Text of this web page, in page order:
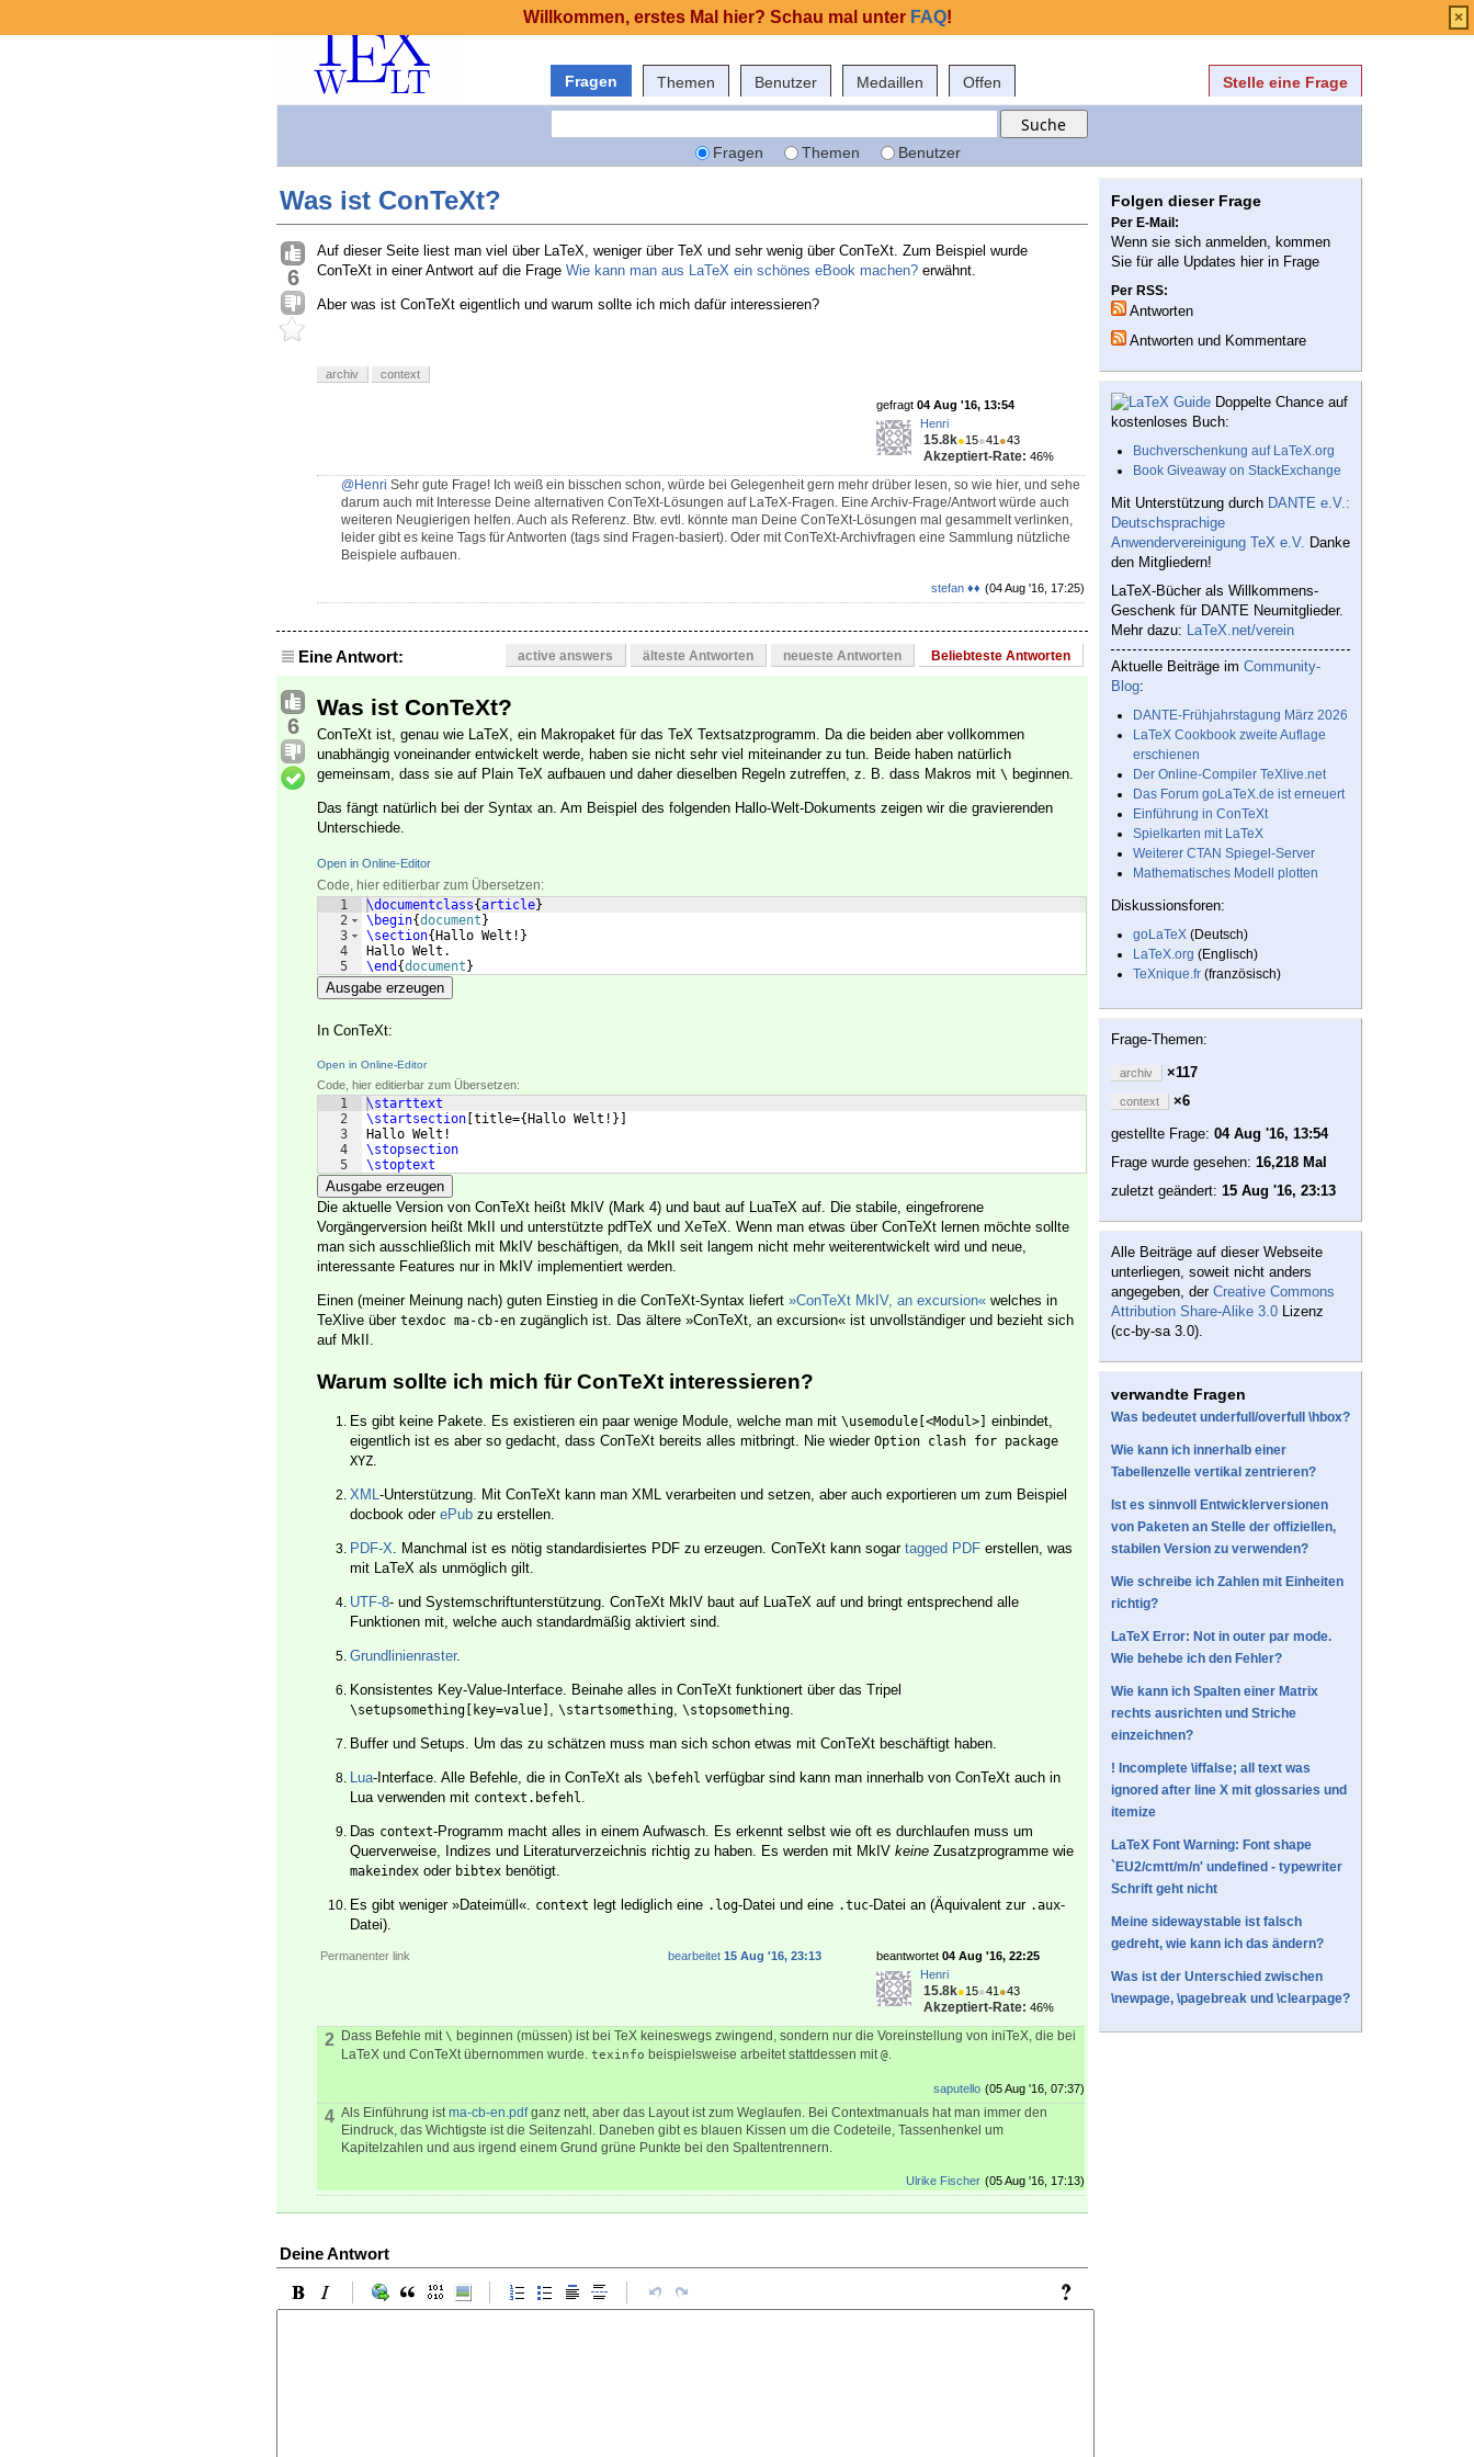
Fragen Themen Benutzer Medaillen Offen Stelle eine Frage
Fragen Themen Benutzer
Was ist ConTeXt?
6
Auf dieser Seite liest man viel über LaTeX, weniger über TeX und sehr wenig über ConTeXt. Zum Beispiel wurde
ConTeXt in einer Antwort auf die Frage Wie kann man aus LaTeX ein schönes eBook machen? erwähnt.
Aber was ist ConTeXt eigentlich und warum sollte ich mich dafür interessieren?
archiv context
gefragt 04 Aug '16, 13:54
Henri
15.8k●15●41 ●43
Akzeptiert-Rate: 46%
@Henri Sehr gute Frage! Ich weiß ein bisschen schon, würde bei Gelegenheit gern mehr drüber lesen, so wie hier, und sehe
darum auch mit Interesse Deine alternativen ConTeXt-Lösungen auf LaTeX-Fragen. Eine Archiv-Frage/Antwort würde auch
weiteren Neugierigen helfen. Auch als Referenz. Btw. evtl. könnte man Deine ConTeXt-Lösungen mal gesammelt verlinken,
leider gibt es keine Tags für Antworten (tags sind Fragen-basiert). Oder mit ConTeXt-Archivfragen eine Sammlung nützliche
Beispiele aufbauen.
(04 Aug '16, 17:25)
stefan ♦♦
Eine Antwort: active answers älteste Antworten neueste Antworten Beliebteste Antworten
6
Was ist ConTeXt?
ConTeXt ist, genau wie LaTeX, ein Makropaket für das TeX Textsatzprogramm. Da die beiden aber vollkommen
unabhängig voneinander entwickelt werde, haben sie nicht sehr viel miteinander zu tun. Beide haben natürlich
gemeinsam, dass sie auf Plain TeX aufbauen und daher dieselben Regeln zutreffen, z. B. dass Makros mit \ beginnen.
Das fängt natürlich bei der Syntax an. Am Beispiel des folgenden Hallo-Welt-Dokuments zeigen wir die gravierenden
Unterschiede.
Open in Online-Editor
Code, hier editierbar zum Übersetzen:
1
2
3
4
5
\documentclass{article}
\begin{document }
\section{ Hallo Welt! }
Hallo Welt.
\end {document }
Ausgabe erzeugen
In ConTeXt:
Open in Online-Editor
Code, hier editierbar zum Übersetzen:
1
2
3
4
5
\starttext
\startsection title={ Hallo Welt! }]
Hallo Welt!
\stopsection
\stoptext
Ausgabe erzeugen
Die aktuelle Version von ConTeXt heißt MkIV (Mark 4) und baut auf LuaTeX auf. Die stabile, eingefrorene
Vorgängerversion heißt MkII und unterstützte pdfTeX und XeTeX. Wenn man etwas über ConTeXt lernen möchte sollte
man sich ausschließlich mit MkIV beschäftigen, da MkII seit langem nicht mehr weiterentwickelt wird und neue,
interessante Features nur in MkIV implementiert werden.
Einen (meiner Meinung nach) guten Einstieg in die ConTeXt-Syntax liefert »ConTeXt MkIV, an excursion« welches in
TeXlive über texdoc ma-cb-en zugänglich ist. Das ältere »ConTeXt, an excursion« ist unvollständiger und bezieht sich
auf MkII.
Warum sollte ich mich für ConTeXt interessieren?
Es gibt keine Pakete. Es existieren ein paar wenige Module, welche man mit \usemodule[<Modul>]
einbindet,
eigentlich ist es aber so gedacht, dass ConTeXt bereits alles mitbringt. Nie wieder Option clash for package
XYZ.
XML-Unterstützung. Mit ConTeXt kann man XML verarbeiten und setzen, aber auch exportieren um zum Beispiel
docbook oder ePub zu erstellen.
PDF-X. Manchmal ist es nötig standardisiertes PDF zu erzeugen. ConTeXt kann sogar tagged PDF erstellen, was
mit LaTeX als unmöglich gilt.
UTF-8- und Systemschriftunterstützung. ConTeXt MkIV baut auf LuaTeX auf und bringt entsprechend alle
Funktionen mit, welche auch standardmäßig aktiviert sind.
Grundlinienraster.
Konsistentes Key-Value-Interface. Beinahe alles in ConTeXt funktionert über das Tripel
\setupsomething[key=value] , \startsomething, \stopsomething.
Buffer und Setups. Um das zu schätzen muss man sich schon etwas mit ConTeXt beschäftigt haben.
Lua-Interface. Alle Befehle, die in ConTeXt als \befehl verfügbar sind kann man innerhalb von ConTeXt auch in
Lua verwenden mit context.befehl.
Das context-Programm macht alles in einem Aufwasch. Es erkennt selbst wie oft es durchlaufen muss um
Querverweise, Indizes und Literaturverzeichnis richtig zu haben. Es werden mit MkIV keine Zusatzprogramme wie
makeindex oder bibtex benötigt.
Es gibt weniger »Dateimüll«. context legt lediglich eine .log-Datei und eine .tuc-Datei an (Äquivalent zur .aux-
Datei).
Permanenter link beantwortet 04 Aug '16, 22:25
Henri
15.8k●15●41 ●43
Akzeptiert-Rate: 46%
bearbeitet 15 Aug '16, 23:13
2 Dass Befehle mit\ beginnen (müssen) ist bei TeX keineswegs zwingend, sondern nur die Voreinstellung von iniTeX, die bei
LaTeX und ConTeXt übernommen wurde. texinfo beispielsweise arbeitet stattdessen mit@.
(05 Aug '16, 07:37)
saputello
4 Als Einführung istma-cb-en.pdfganz nett, aber das Layout ist zum Weglaufen. Bei Contextmanuals hat man immer den
Eindruck, das Wichtigste ist die Seitenzahl. Daneben gibt es blauen Kissen um die Codeteile, Tassenhenkel um
Kapitelzahlen und aus irgend einem Grund grüne Punkte bei den Spaltentrennern.
(05 Aug '16, 17:13)
Ulrike Fischer
Deine Antwort
Folgen dieser Frage
Per E-Mail:
Wenn sie sich anmelden, kommen
Sie für alle Updates hier in Frage
Per RSS:
Antworten
Antworten und Kommentare
Doppelte Chance auf
kostenloses Buch:
Buchverschenkung auf LaTeX.org
Book Giveaway on StackExchange
Mit Unterstützung durch DANTE e.V.:
Deutschsprachige
Anwendervereinigung TeX e.V. Danke
den Mitgliedern!
LaTeX-Bücher als Willkommens-
Geschenk für DANTE Neumitglieder.
Mehr dazu: LaTeX.net/verein
Aktuelle Beiträge im Community-
Blog:
DANTE-Frühjahrstagung März 2026
LaTeX Cookbook zweite Auflage
erschienen
Der Online-Compiler TeXlive.net
Das Forum goLaTeX.de ist erneuert
Einführung in ConTeXt
Spielkarten mit LaTeX
Weiterer CTAN Spiegel-Server
Mathematisches Modell plotten
Diskussionsforen:
goLaTeX (Deutsch)
LaTeX.org (Englisch)
TeXnique.fr (französisch)
Frage-Themen:
archiv ×117
context
×6
gestellte Frage: 04 Aug '16, 13:54
Frage wurde gesehen: 16,218 Mal
zuletzt geändert: 15 Aug '16, 23:13
Alle Beiträge auf dieser Webseite
unterliegen, soweit nicht anders
angegeben, der Creative Commons
Attribution Share-Alike 3.0 Lizenz
(cc-by-sa 3.0).
verwandte Fragen
Was bedeutet underfull/overfull \hbox?
Wie kann ich innerhalb einer
Tabellenzelle vertikal zentrieren?
Ist es sinnvoll Entwicklerversionen
von Paketen an Stelle der offiziellen,
stabilen Version zu verwenden?
Wie schreibe ich Zahlen mit Einheiten
richtig?
LaTeX Error: Not in outer par mode.
Wie behebe ich den Fehler?
Wie kann ich Spalten einer Matrix
rechts ausrichten und Striche
einzeichnen?
! Incomplete \iffalse; all text was
ignored after line X mit glossaries und
itemize
LaTeX Font Warning: Font shape
`EU2/cmtt/m/n' undefined - typewriter
Schrift geht nicht
Meine sidewaystable ist falsch
gedreht, wie kann ich das ändern?
Was ist der Unterschied zwischen
\newpage, \pagebreak und \clearpage?
Willkommen, erstes Mal hier? Schau mal unter FAQ! ×